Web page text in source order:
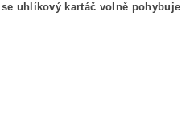
uhlíkový kartáč volně pohybuje